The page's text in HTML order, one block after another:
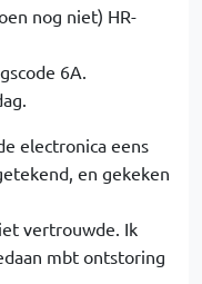
nog niet) HR-
6A.
electronica eens
en gekeken
vertrouwde. Ik
mbt ontstoring